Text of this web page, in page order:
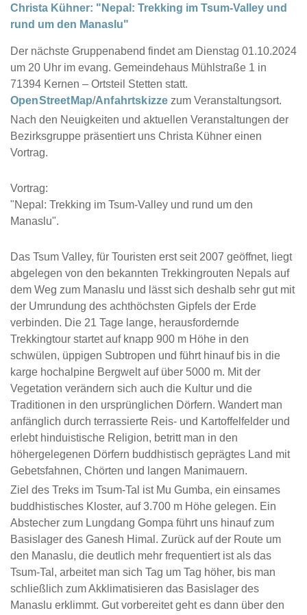
Christa Kühner: "Nepal: Trekking im Tsum-Valley und
rund um den Manaslu"
Der nächste Gruppenabend findet am Dienstag 01.10.2024
um 20 Uhr im evang. Gemeindehaus Mühlstraße 1 in
71394 Kernen – Ortsteil Stetten statt.
OpenStreetMap/Anfahrtskizze zum Veranstaltungsort.
Nach den Neuigkeiten und aktuellen Veranstaltungen der
Bezirksgruppe präsentiert uns Christa Kühner einen
Vortrag.
Vortrag:
"Nepal: Trekking im Tsum-Valley und rund um den
Manaslu".
Das Tsum Valley, für Touristen erst seit 2007 geöffnet, liegt
abgelegen von den bekannten Trekkingrouten Nepals auf
dem Weg zum Manaslu und lässt sich deshalb sehr gut mit
der Umrundung des achthöchsten Gipfels der Erde
verbinden. Die 21 Tage lange, herausfordernde
Trekkingtour startet auf knapp 900 m Höhe in den
schwülen, üppigen Subtropen und führt hinauf bis in die
karge hochalpine Bergwelt auf über 5000 m. Mit der
Vegetation verändern sich auch die Kultur und die
Traditionen in den ursprünglichen Dörfern. Wandert man
anfänglich durch terrassierte Reis- und Kartoffelfelder und
erlebt hinduistische Religion, betritt man in den
höhergelegenen Dörfern buddhistisch geprägtes Land mit
Gebetsfahnen, Chörten und langen Manimauern.
Ziel des Treks im Tsum-Tal ist Mu Gumba, ein einsames
buddhistisches Kloster, auf 3.700 m Höhe gelegen. Ein
Abstecher zum Lungdang Gompa führt uns hinauf zum
Basislager des Ganesh Himal. Zurück auf der Route um
den Manaslu, die deutlich mehr frequentiert ist als das
Tsum-Tal, arbeitet man sich Tag um Tag höher, bis man
schließlich zum Akklimatisieren das Basislager des
Manaslu erklimmt. Gut vorbereitet geht es dann über den